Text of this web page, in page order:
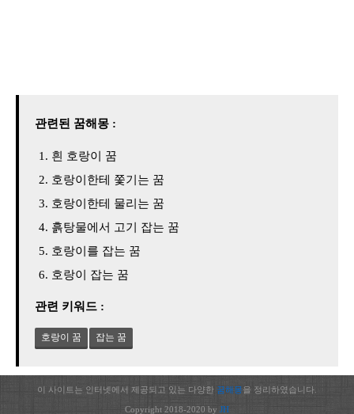
관련된 꿈해몽 :
흰 호랑이 꿈
호랑이한테 쫓기는 꿈
호랑이한테 물리는 꿈
흙탕물에서 고기 잡는 꿈
호랑이를 잡는 꿈
호랑이 잡는 꿈
관련 키워드 :
호랑이 꿈 잡는 꿈
이 사이트는 인터넷에서 제공되고 있는 다양한 꿈해몽을 정리하였습니다.
Copyright 2018-2020 by JH